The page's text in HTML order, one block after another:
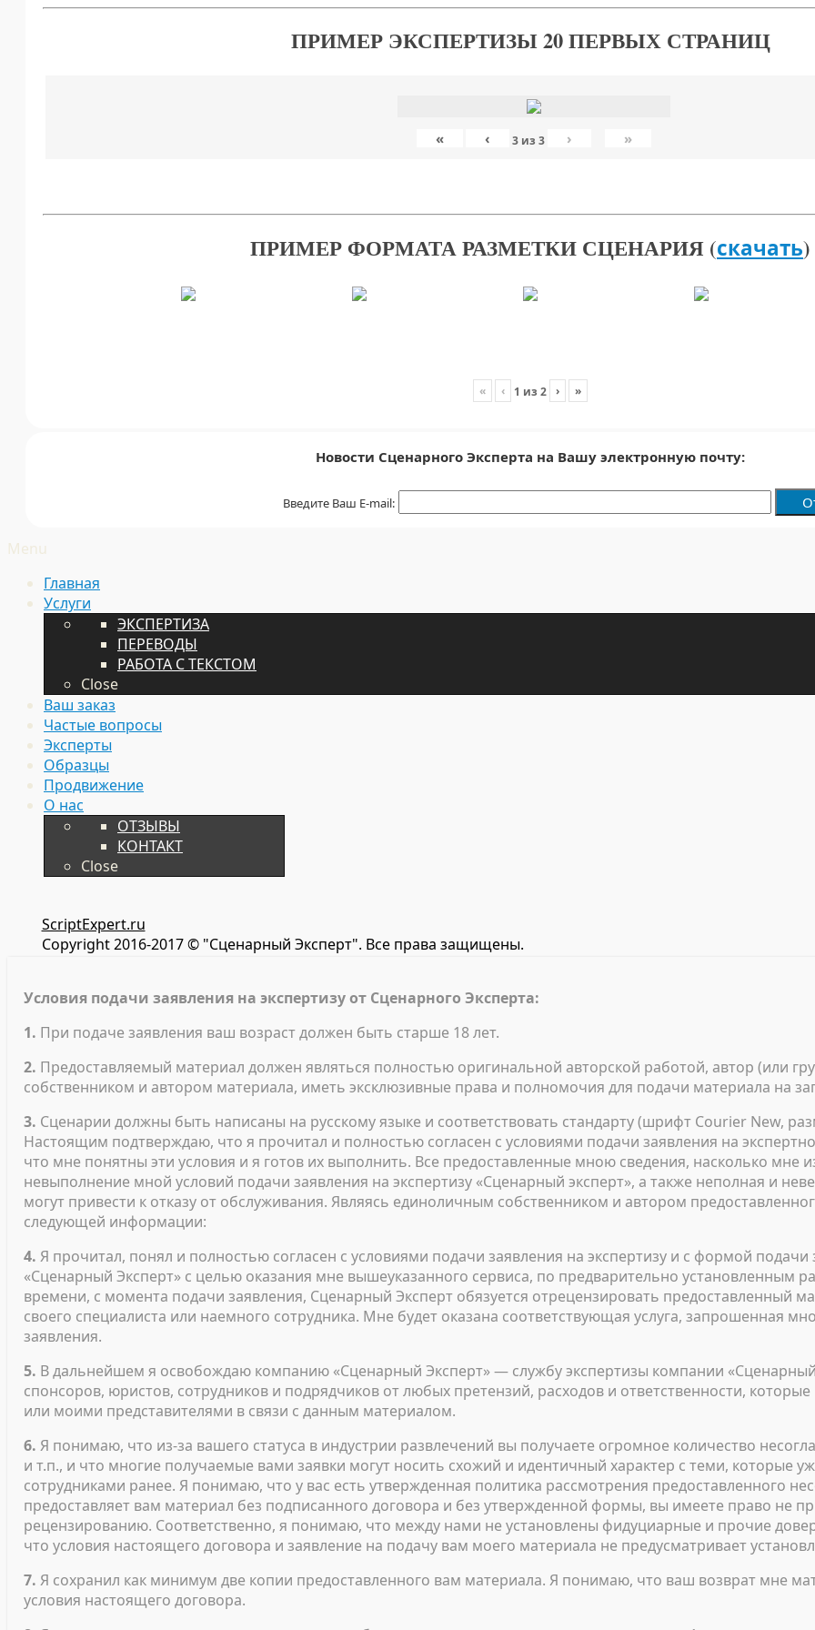
ПРИМЕР ЭКСПЕРТИЗЫ 20 ПЕРВЫХ СТРАНИЦ
« ‹ 3 из 3 › »
ПРИМЕР ФОРМАТА РАЗМЕТКИ СЦЕНАРИЯ (скачать)
« ‹ 1 из 2 › »
Новости Сценарного Эксперта на Вашу электронную почту:
Введите Ваш E-mail:
Menu
Главная
Услуги
ЭКСПЕРТИЗА
ПЕРЕВОДЫ
РАБОТА С ТЕКСТОМ
Close
Ваш заказ
Частые вопросы
Эксперты
Образцы
Продвижение
О нас
ОТЗЫВЫ
КОНТАКТ
Close
ScriptExpert.ru
Copyright 2016-2017 © "Сценарный Эксперт". Все права защищены.
Условия подачи заявления на экспертизу от Сценарного Эксперта:
1. При подаче заявления ваш возраст должен быть старше 18 лет.
2. Предоставляемый материал должен являться полностью оригинальной авторской работой, автор (или
собственником и автором материала, иметь эксклюзивные права и полномочия для подачи материала на
3. Сценарии должны быть написаны на русскому языке и соответствовать стандарту (шрифт Courier New,
Настоящим подтверждаю, что я прочитал и полностью согласен с условиями подачи заявления на
что мне понятны эти условия и я готов их выполнить. Все предоставленные мною сведения, насколько
невыполнение мной условий подачи заявления на экспертизу «Сценарный эксперт», а также неполная и
могут привести к отказу от обслуживания. Являясь единоличным собственником и автором
следующей информации:
4. Я прочитал, понял и полностью согласен с условиями подачи заявления на экспертизу и с формой
«Сценарный Эксперт» с целью оказания мне вышеуказанного сервиса, по предварительно установленным
времени, с момента подачи заявления, Сценарный Эксперт обязуется отрецензировать предоставленный
своего специалиста или наемного сотрудника. Мне будет оказана соответствующая услуга, запрошенная
заявления.
5. В дальнейшем я освобождаю компанию «Сценарный Эксперт» — службу экспертизы компании
спонсоров, юристов, сотрудников и подрядчиков от любых претензий, расходов и ответственности,
или моими представителями в связи с данным материалом.
6. Я понимаю, что из-за вашего статуса в индустрии развлечений вы получаете огромное количество
и т.п., и что многие получаемые вами заявки могут носить схожий и идентичный характер с теми,
сотрудниками ранее. Я понимаю, что у вас есть утвержденная политика рассмотрения предоставленного
предоставляет вам материал без подписанного договора и без утвержденной формы, вы имеете право не
рецензированию. Соответственно, я понимаю, что между нами не установлены фидуциарные и прочие
что условия настоящего договора и заявление на подачу вам моего материала не предусматривает
7. Я сохранил как минимум две копии предоставленного вам материала. Я понимаю, что ваш возврат мне
условия настоящего договора.